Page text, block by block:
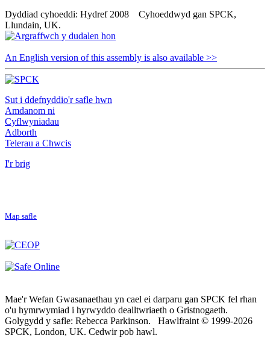
Dyddiad cyhoeddi: Hydref 2008 Cyhoeddwyd gan SPCK,
Llundain, UK.
An English version of this assembly is also available >>
Sut i ddefnyddio'r safle hwn
Amdanom ni
Cyflwyniadau
Adborth
Telerau a Chwcis
I'r brig
Map safle
Mae'r Wefan Gwasanaethau yn cael ei darparu gan SPCK fel rhan
o'u hymrwymiad i hyrwyddo dealltwriaeth o Gristnogaeth.
Golygydd y safle: Rebecca Parkinson. Hawlfraint © 1999-2026
SPCK, London, UK. Cedwir pob hawl.